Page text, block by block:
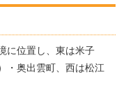
に位置し、東は米子
・奥出雲町、西は松江